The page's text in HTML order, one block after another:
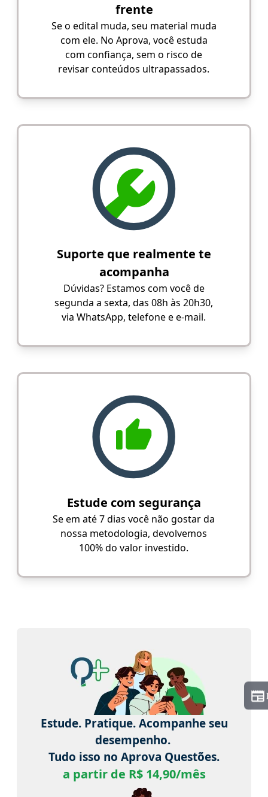
frente
Se o edital muda, seu material muda
com ele. No Aprova, você estuda
com confiança, sem o risco de
revisar conteúdos ultrapassados.
Suporte que realmente te
acompanha
Dúvidas? Estamos com você de
segunda a sexta, das 08h às 20h30,
via WhatsApp, telefone e e-mail.
Estude com segurança
Se em até 7 dias você não gostar da
nossa metodologia, devolvemos
100% do valor investido.
Estude. Pratique. Acompanhe seu
desempenho.
Tudo isso no Aprova Questões.
a partir de R$ 14,90/mês